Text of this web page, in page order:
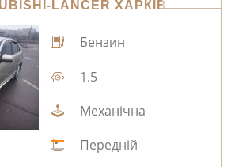
LANCER ХАРКІВ
Бензин
1.5
Механічна
Передній